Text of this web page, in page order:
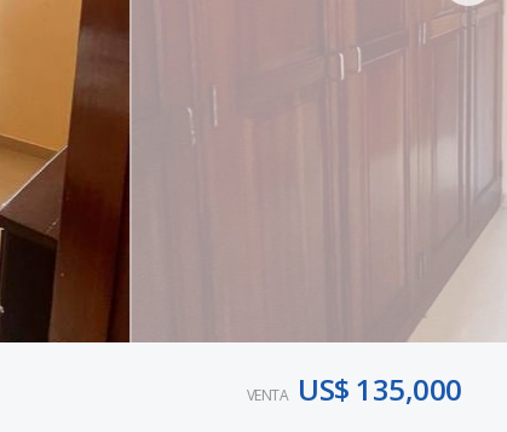
VENTA US$ 135,000